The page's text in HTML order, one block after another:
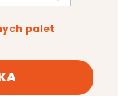
palet